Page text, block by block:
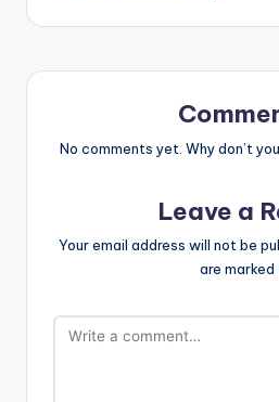
No comments yet. Why don’t
Leave a
Your email address will not be
are marked